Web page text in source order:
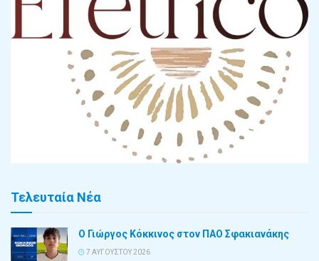
Τελευταία Νέα
Ο Γιώργος Κόκκινος στον ΠΑΟ Σφακιανάκης
7 ΑΥΓΟΎΣΤΟΥ 2026